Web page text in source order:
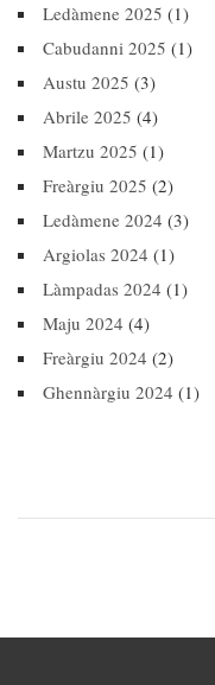
Ledàmene 2025 (1)
Cabudanni 2025 (1)
Austu 2025 (3)
Abrile 2025 (4)
Martzu 2025 (1)
Freàrgiu 2025 (2)
Ledàmene 2024 (3)
Argiolas 2024 (1)
Làmpadas 2024 (1)
Maju 2024 (4)
Freàrgiu 2024 (2)
Ghennàrgiu 2024 (1)